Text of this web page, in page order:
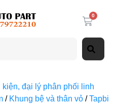
0
kiện, đại lý phân phối linh
/ Khung bệ và thân vỏ /Tapbi